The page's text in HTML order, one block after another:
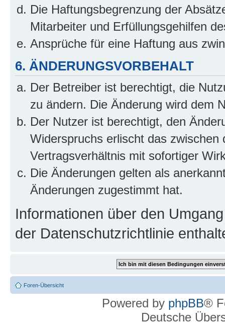
Die Haftungsbegrenzung der
Mitarbeiter und Erfüllungsgehilfen
Ansprüche für eine Haftung aus
6. ÄNDERUNGSVORBEHALT
Der Betreiber ist berechtigt, die
zu ändern. Die Änderung wird dem
Der Nutzer ist berechtigt, den
Widerspruchs erlischt das
Vertragsverhältnis mit sofortiger
Die Änderungen gelten als
Änderungen zugestimmt hat.
Informationen über den
der Datenschutzrichtlinie
Foren-Übersicht
Powered by phpBB®
Deutsche